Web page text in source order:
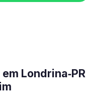
Londrina‑PR